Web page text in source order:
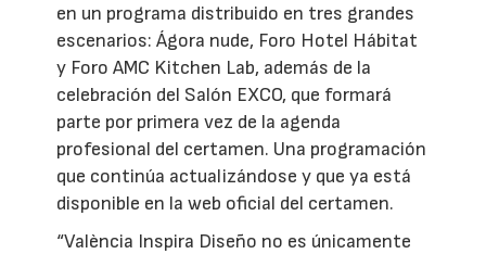
en un programa distribuido en tres grandes
escenarios: Ágora nude, Foro Hotel Hábitat
y Foro AMC Kitchen Lab, además de la
celebración del Salón EXCO, que formará
parte por primera vez de la agenda
profesional del certamen. Una programación
que continúa actualizándose y que ya está
disponible en la web oficial del certamen.
“València Inspira Diseño no es únicamente